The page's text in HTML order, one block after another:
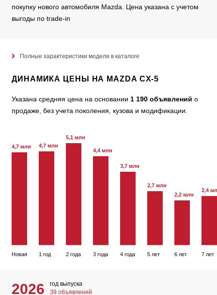
покупку нового автомобиля Mazda. Цена указана с учетом
выгоды по trade-in
Полные характеристики модели в каталоге
ДИНАМИКА ЦЕНЫ НА MAZDA CX-5
Указана средняя цена на основании 1 190 объявлений о
продаже, без учета поколения, кузова и модификации.
4,7 млн
Новая
4,7 млн
1 год
5,1 млн
2 года
4,4 млн
3 года
3,7 млн
4 года
2,7 млн
5 лет
2,2 млн
6 лет
2,4
7 лет
2026
год выпуска
39 объявлений